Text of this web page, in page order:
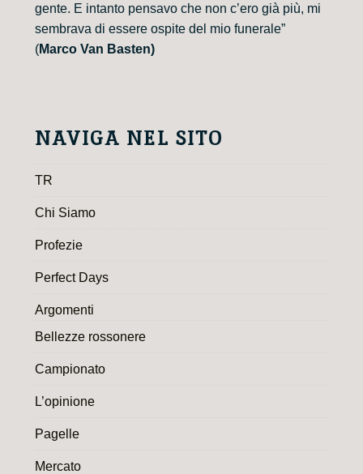
gente. E intanto pensavo che non c’ero già più, mi
sembrava di essere ospite del mio funerale”
(Marco Van Basten)
NAVIGA NEL SITO
TR
Chi Siamo
Profezie
Perfect Days
Argomenti
Bellezze rossonere
Campionato
L’opinione
Pagelle
Mercato